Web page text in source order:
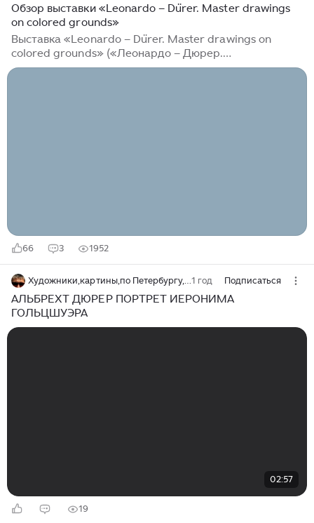
Обзор выставки «Leonardo – Dürer. Master drawings
on colored grounds»
Выставка «Leonardo – Dürer. Master drawings on
colored grounds» («Леонардо – Дюрер.
Оригинальные рисунки на цветной основе»), которая
66 3 1952
Художники,картины,по Петербургу,путешествия по миру с Юрием Башкиным1 год Подписаться
АЛЬБРЕХТ ДЮРЕР ПОРТРЕТ ИЕРОНИМА
ГОЛЬЦШУЭРА
02:57
19